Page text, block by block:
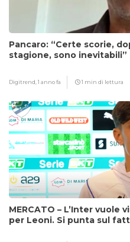
Pancaro: “Certe scorie,
stagione, sono inevitabili”
Digitrend,1 anno fa 1 min di lettura
MERCATO – L’Inter vuole
per Leoni. Si punta sul